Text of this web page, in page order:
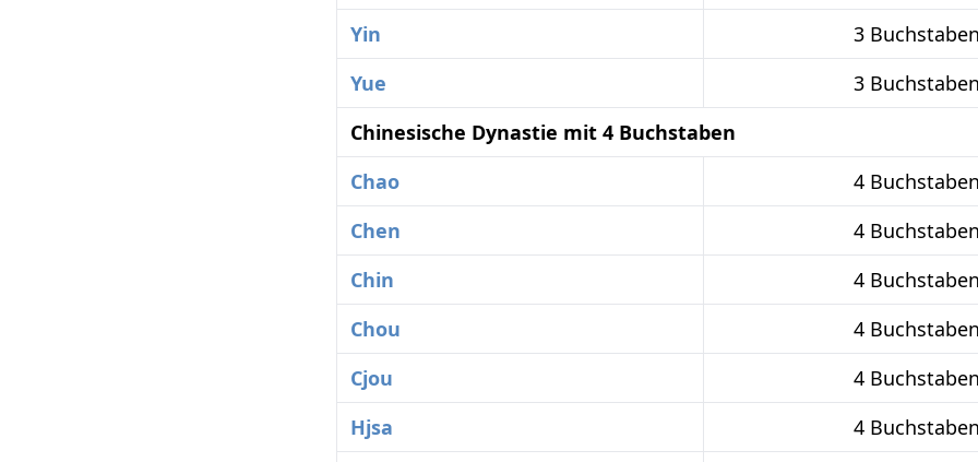
Yin
3 Buchstaben
Yue
3 Buchstaben
Chinesische Dynastie mit 4 Buchstaben
Chao
4 Buchstaben
Chen
4 Buchstaben
Chin
4 Buchstaben
Chou
4 Buchstaben
Cjou
4 Buchstaben
Hjsa
4 Buchstaben